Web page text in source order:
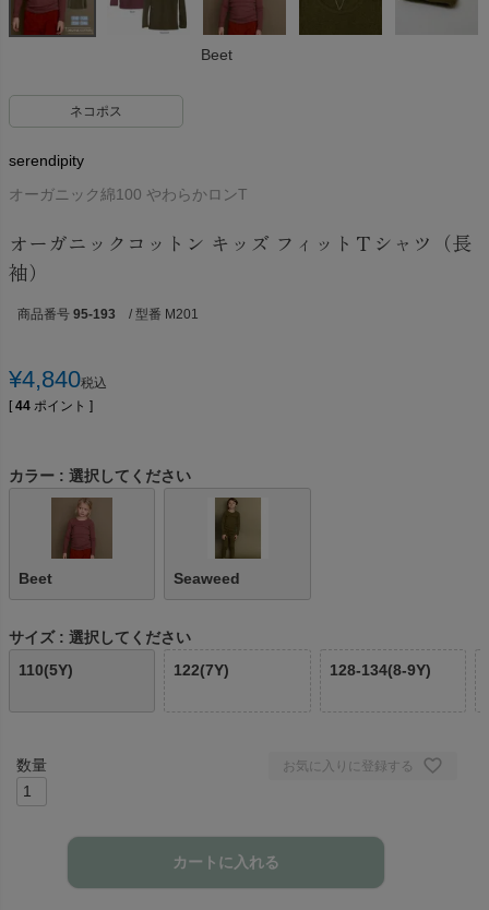
Beet
ネコポス
serendipity
オーガニック綿100 やわらかロンT
オーガニックコットン キッズ フィットＴシャツ（長
袖）
商品番号 95-193 / 型番 M201
¥4,840税込
[ 44 ポイント ]
カラー 選択してください
Beet Seaweed
サイズ
選択してください
110(5Y)
122(7Y) 128-134(8-9Y)
お気に入りに登録する
カートに入れる